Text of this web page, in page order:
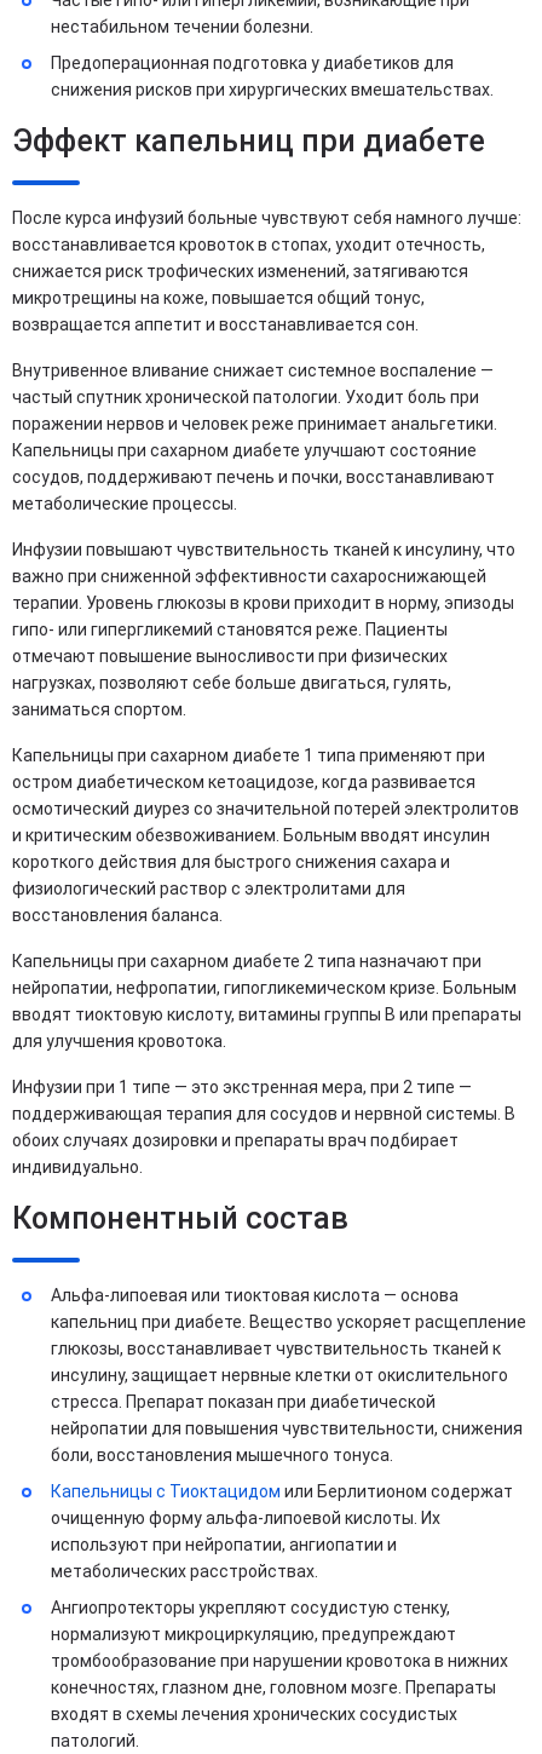
нестабильном течении болезни.
Предоперационная подготовка у диабетиков для
снижения рисков при хирургических вмешательствах.
Эффект капельниц при диабете
После курса инфузий больные чувствуют себя намного лучше:
восстанавливается кровоток в стопах, уходит отечность,
снижается риск трофических изменений, затягиваются
микротрещины на коже, повышается общий тонус,
возвращается аппетит и восстанавливается сон.
Внутривенное вливание снижает системное воспаление —
частый спутник хронической патологии. Уходит боль при
поражении нервов и человек реже принимает анальгетики.
Капельницы при сахарном диабете улучшают состояние
сосудов, поддерживают печень и почки, восстанавливают
метаболические процессы.
Инфузии повышают чувствительность тканей к инсулину, что
важно при сниженной эффективности сахароснижающей
терапии. Уровень глюкозы в крови приходит в норму, эпизоды
гипо- или гипергликемий становятся реже. Пациенты
отмечают повышение выносливости при физических
нагрузках, позволяют себе больше двигаться, гулять,
заниматься спортом.
Капельницы при сахарном диабете 1 типа применяют при
остром диабетическом кетоацидозе, когда развивается
осмотический диурез со значительной потерей электролитов
и критическим обезвоживанием. Больным вводят инсулин
короткого действия для быстрого снижения сахара и
физиологический раствор с электролитами для
восстановления баланса.
Капельницы при сахарном диабете 2 типа назначают при
нейропатии, нефропатии, гипогликемическом кризе. Больным
вводят тиоктовую кислоту, витамины группы B или препараты
для улучшения кровотока.
Инфузии при 1 типе — это экстренная мера, при 2 типе —
поддерживающая терапия для сосудов и нервной системы. В
обоих случаях дозировки и препараты врач подбирает
индивидуально.
Компонентный состав
Альфа-липоевая или тиоктовая кислота — основа
капельниц при диабете. Вещество ускоряет расщепление
глюкозы, восстанавливает чувствительность тканей к
инсулину, защищает нервные клетки от окислительного
стресса. Препарат показан при диабетической
нейропатии для повышения чувствительности, снижения
боли, восстановления мышечного тонуса.
Капельницы с Тиоктацидом или Берлитионом содержат
очищенную форму альфа-липоевой кислоты. Их
используют при нейропатии, ангиопатии и
метаболических расстройствах.
Ангиопротекторы укрепляют сосудистую стенку,
нормализуют микроциркуляцию, предупреждают
тромбообразование при нарушении кровотока в нижних
конечностях, глазном дне, головном мозге. Препараты
входят в схемы лечения хронических сосудистых
патологий.